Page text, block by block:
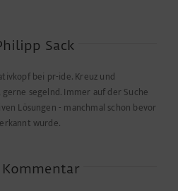
Sack
bei pr-ide. Kreuz und
segelnd. Immer auf der Suche
Lösungen - manchmal schon bevor
wurde.